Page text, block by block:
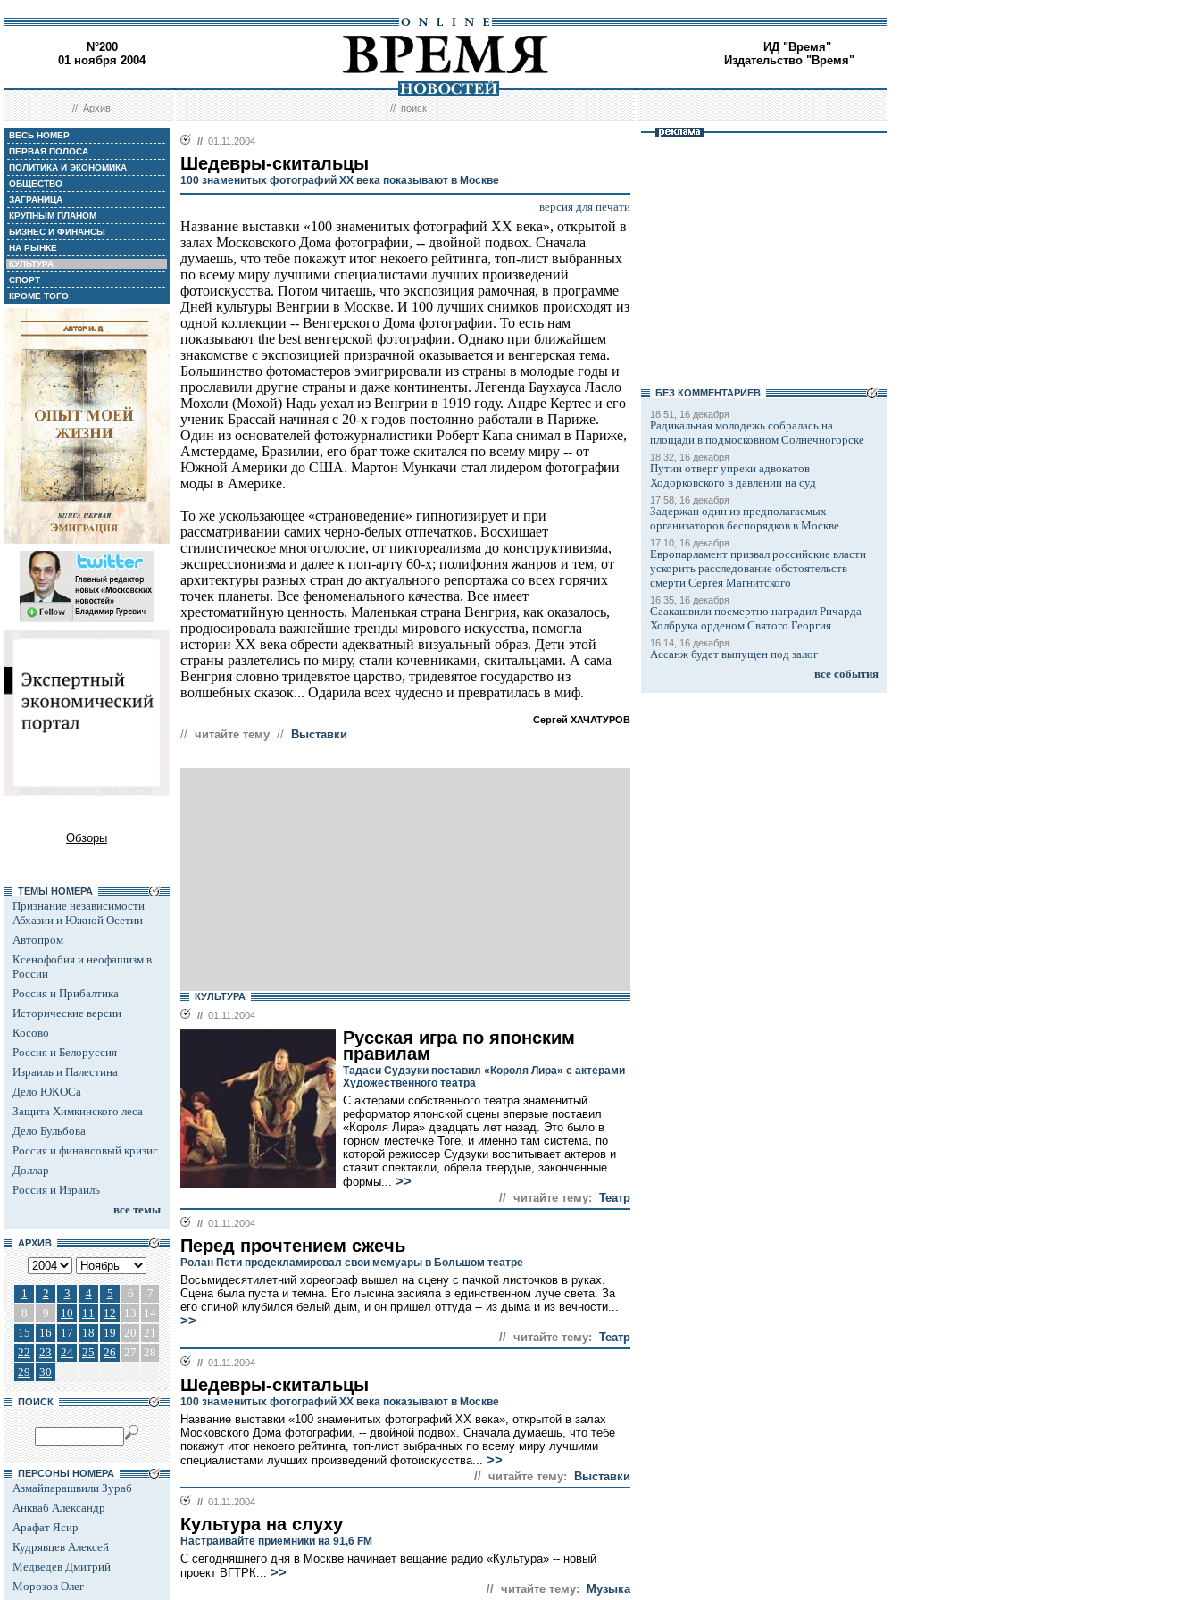
N°200
01 ноября 2004
ИД "Время"
Издательство "Время"
//Архив //поиск
ВЕСЬ НОМЕР
ПЕРВАЯ ПОЛОСА
ПОЛИТИКА И ЭКОНОМИКА
ОБЩЕСТВО
ЗАГРАНИЦА
КРУПНЫМ ПЛАНОМ
БИЗНЕС И ФИНАНСЫ
НА РЫНКЕ
КУЛЬТУРА
СПОРТ
КРОМЕ ТОГО
Обзоры
ТЕМЫ НОМЕРА
Признание независимости
Абхазии и Южной Осетии
Автопром
Ксенофобия и неофашизм в
России
Россия и Прибалтика
Исторические версии
Косово
Россия и Белоруссия
Израиль и Палестина
Дело ЮКОСа
Защита Химкинского леса
Дело Бульбова
Россия и финансовый кризис
Доллар
Россия и Израиль
все темы
АРХИВ
1 2 3 4 5 6
7
8
9 10 11 12 13
14
15
16 17 18 19 20 21
22
23 24 25 26 27 28
29
30
ПОИСК
ПЕРСОНЫ НОМЕРА
Азмайпарашвили Зураб
Анкваб Александр
Арафат Ясир
Кудрявцев Алексей
Медведев Дмитрий
Морозов Олег
// 01.11.2004
Шедевры-скитальцы
100 знаменитых фотографий XX века показывают в Москве
версия для печати
Название выставки «100 знаменитых фотографий XX века», открытой в
залах Московского Дома фотографии, -- двойной подвох. Сначала
думаешь, что тебе покажут итог некоего рейтинга, топ-лист выбранных
по всему миру лучшими специалистами лучших произведений
фотоискусства. Потом читаешь, что экспозиция рамочная, в программе
Дней культуры Венгрии в Москве. И 100 лучших снимков происходят из
одной коллекции -- Венгерского Дома фотографии. То есть нам
показывают the best венгерской фотографии. Однако при ближайшем
знакомстве с экспозицией призрачной оказывается и венгерская тема.
Большинство фотомастеров эмигрировали из страны в молодые годы и
прославили другие страны и даже континенты. Легенда Баухауса Ласло
Мохоли (Мохой) Надь уехал из Венгрии в 1919 году. Андре Кертес и его
ученик Брассай начиная с 20-х годов постоянно работали в Париже.
Один из основателей фотожурналистики Роберт Капа снимал в Париже,
Амстердаме, Бразилии, его брат тоже скитался по всему миру -- от
Южной Америки до США. Мартон Мункачи стал лидером фотографии
моды в Америке.
То же ускользающее «страноведение» гипнотизирует и при
рассматривании самих черно-белых отпечатков. Восхищает
стилистическое многоголосие, от пиктореализма до конструктивизма,
экспрессионизма и далее к поп-арту 60-х; полифония жанров и тем, от
архитектуры разных стран до актуального репортажа со всех горячих
точек планеты. Все феноменального качества. Все имеет
хрестоматийную ценность. Маленькая страна Венгрия, как оказалось,
продюсировала важнейшие тренды мирового искусства, помогла
истории XX века обрести адекватный визуальный образ. Дети этой
страны разлетелись по миру, стали кочевниками, скитальцами. А сама
Венгрия словно тридевятое царство, тридевятое государство из
волшебных сказок... Одарила всех чудесно и превратилась в миф.
Сергей ХАЧАТУРОВ
// читайте тему // Выставки
КУЛЬТУРА
// 01.11.2004
Русская игра по японским
правилам
Тадаси Судзуки поставил «Короля Лира» с актерами
Художественного театра
С актерами собственного театра знаменитый
реформатор японской сцены впервые поставил
«Короля Лира» двадцать лет назад. Это было в
горном местечке Тоге, и именно там система, по
которой режиссер Судзуки воспитывает актеров и
ставит спектакли, обрела твердые, законченные
формы... >>
// читайте тему: Театр
// 01.11.2004
Перед прочтением сжечь
Ролан Пети продекламировал свои мемуары в Большом театре
Восьмидесятилетний хореограф вышел на сцену с пачкой листочков в руках.
Сцена была пуста и темна. Его лысина засияла в единственном луче света. За
его спиной клубился белый дым, и он пришел оттуда -- из дыма и из вечности...
>>
// читайте тему: Театр
// 01.11.2004
Шедевры-скитальцы
100 знаменитых фотографий XX века показывают в Москве
Название выставки «100 знаменитых фотографий XX века», открытой в залах
Московского Дома фотографии, -- двойной подвох. Сначала думаешь, что тебе
покажут итог некоего рейтинга, топ-лист выбранных по всему миру лучшими
специалистами лучших произведений фотоискусства... >>
// читайте тему: Выставки
// 01.11.2004
Культура на слуху
Настраивайте приемники на 91,6 FM
С сегодняшнего дня в Москве начинает вещание радио «Культура» -- новый
проект ВГТРК... >>
// читайте тему: Музыка
БЕЗ КОМMЕНТАРИЕВ
18:51, 16 декабря
Радикальная молодежь собралась на
площади в подмосковном Солнечногорске
18:32, 16 декабря
Путин отверг упреки адвокатов
Ходорковского в давлении на суд
17:58, 16 декабря
Задержан один из предполагаемых
организаторов беспорядков в Москве
17:10, 16 декабря
Европарламент призвал российские власти
ускорить расследование обстоятельств
смерти Сергея Магнитского
16:35, 16 декабря
Саакашвили посмертно наградил Ричарда
Холбрука орденом Святого Георгия
16:14, 16 декабря
Ассанж будет выпущен под залог
все события